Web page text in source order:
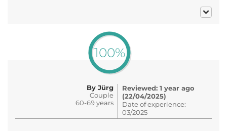
100%
By Jürg
Couple
60-69 years
Reviewed: 1 year ago
(22/04/2025)
Date of experience:
03/2025